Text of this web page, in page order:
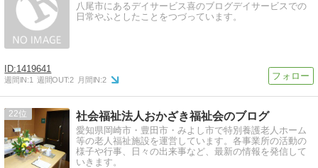
八尾市にあるデイサービス喜のブログデイサービスでの
日常やふとしたことをつづっています。
1419641
週間IN:1 週間OUT:2 月間IN:2
22 社会福祉法人おかざき福祉会のブログ
愛知県岡崎市・豊田市・みよし市で特別養護老人ホーム
等の老人福祉施設を運営しています。各事業所の活動の
様子や行事、日々の出来事など、最新の情報を発信して
いきます。